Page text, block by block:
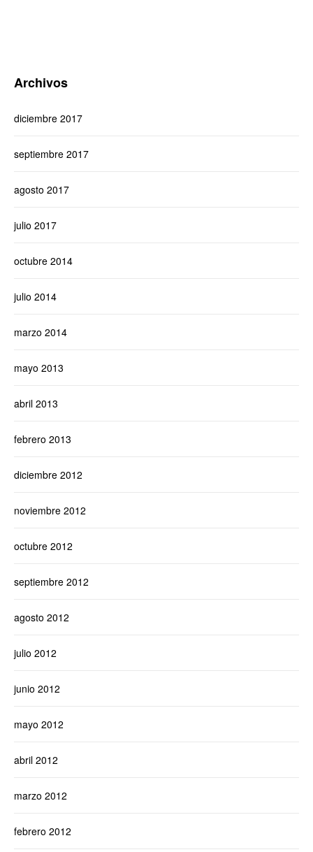
Archivos
diciembre 2017
septiembre 2017
agosto 2017
julio 2017
octubre 2014
julio 2014
marzo 2014
mayo 2013
abril 2013
febrero 2013
diciembre 2012
noviembre 2012
octubre 2012
septiembre 2012
agosto 2012
julio 2012
junio 2012
mayo 2012
abril 2012
marzo 2012
febrero 2012